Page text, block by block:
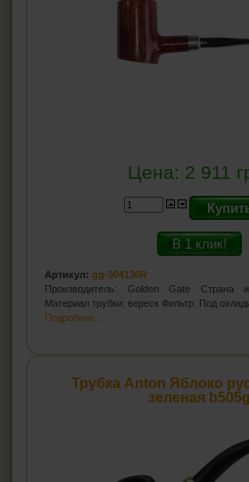
Цена: 2 911
В 1 клик!
Артикул: gg-304130R
Производитель: Golden Gate Страна
Материал трубки: вереск Фильтр: Под
Подробнее...
Трубка Anton Яблоко
зеленая b505g